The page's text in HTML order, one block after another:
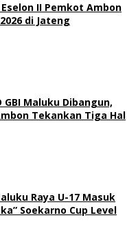
II Pemkot Ambon
di Jateng
GBI Maluku Dibangun,
Tekankan Tiga Hal
Raya U-17 Masuk
Soekarno Cup Level